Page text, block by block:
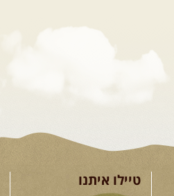
טיילו איתנו